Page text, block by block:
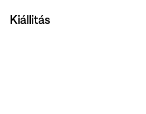
Kiállitás